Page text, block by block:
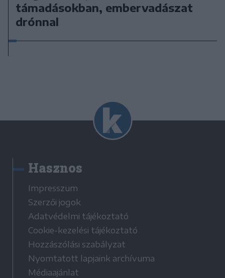
támadásokban, embervadászat
drónnal
Hasznos
Impresszum
Szerzői jogok
Adatvédelmi tájékoztató
Cookie-kezelési tájékoztató
Hozzászólási szabályzat
Nyomtatott lapjaink archívuma
Médiaajánlat